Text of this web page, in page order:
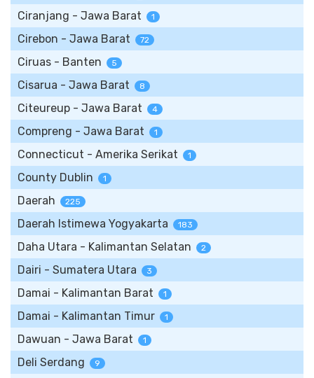
Ciranjang - Jawa Barat 1
Cirebon - Jawa Barat 72
Ciruas - Banten 5
Cisarua - Jawa Barat 8
Citeureup - Jawa Barat 4
Compreng - Jawa Barat 1
Connecticut - Amerika Serikat 1
County Dublin 1
Daerah 225
Daerah Istimewa Yogyakarta 183
Daha Utara - Kalimantan Selatan 2
Dairi - Sumatera Utara 3
Damai - Kalimantan Barat 1
Damai - Kalimantan Timur 1
Dawuan - Jawa Barat 1
Deli Serdang 9